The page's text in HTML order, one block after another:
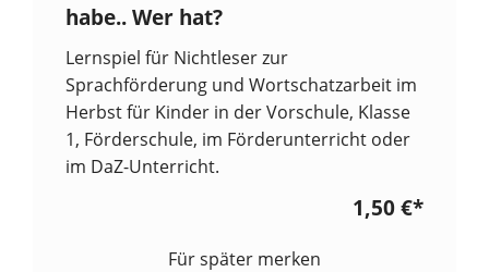
habe.. Wer hat?
Lernspiel für Nichtleser zur
Sprachförderung und Wortschatzarbeit im
Herbst für Kinder in der Vorschule, Klasse
1, Förderschule, im Förderunterricht oder
im DaZ-Unterricht.
1,50 €*
Für später merken